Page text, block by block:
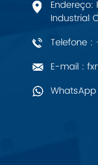
7OCEAN
ANSON
Endereço:
Industrial
Telefone :
E-mail :